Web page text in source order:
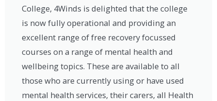
College, 4Winds is delighted that the college
is now fully operational and providing an
excellent range of free recovery focussed
courses on a range of mental health and
wellbeing topics. These are available to all
those who are currently using or have used
mental health services, their carers, all Health